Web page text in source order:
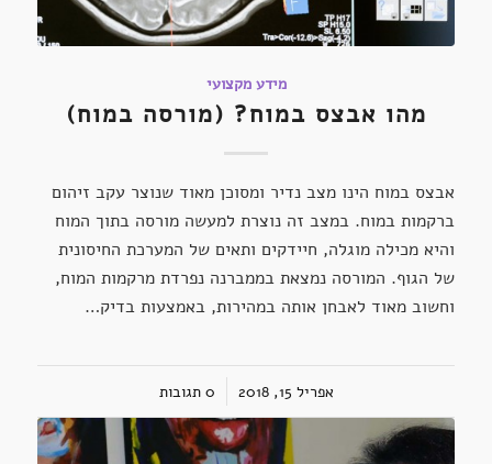
מידע מקצועי
מהו אבצס במוח? (מורסה במוח)
אבצס במוח הינו מצב נדיר ומסוכן מאוד שנוצר עקב זיהום
ברקמות במוח. במצב זה נוצרת למעשה מורסה בתוך המוח
והיא מכילה מוגלה, חיידקים ותאים של המערכת החיסונית
של הגוף. המורסה נמצאת בממברנה נפרדת מרקמות המוח,
וחשוב מאוד לאבחן אותה במהירות, באמצעות בדיק…
אפריל 15, 2018
/ 0 תגובות